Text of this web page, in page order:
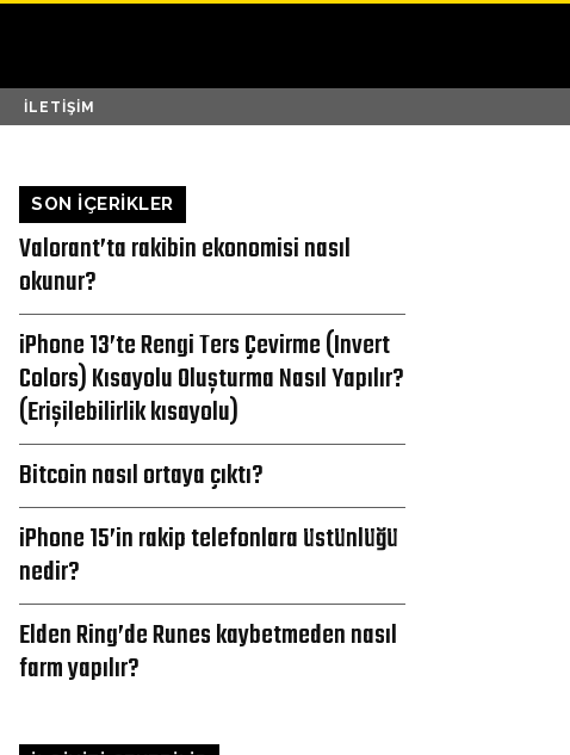
İLETIŞIM
SON İÇERİKLER
Valorant’ta rakibin ekonomisi nasıl
okunur?
iPhone 13’te Rengi Ters Çevirme (Invert
Colors) Kısayolu Oluşturma Nasıl Yapılır?
(Erişilebilirlik kısayolu)
Bitcoin nasıl ortaya çıktı?
iPhone 15’in rakip telefonlara üstünlüğü
nedir?
Elden Ring’de Runes kaybetmeden nasıl
farm yapılır?